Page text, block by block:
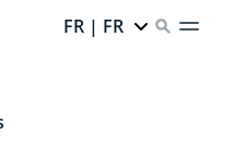
FR | FR